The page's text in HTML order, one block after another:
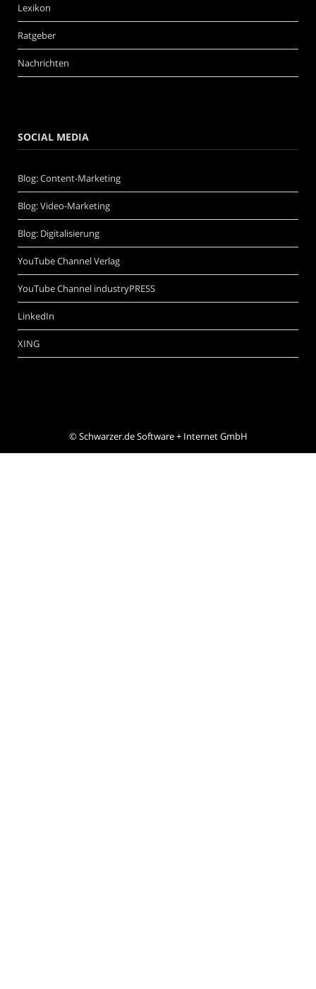
Lexikon
Ratgeber
Nachrichten
SOCIAL MEDIA
Blog: Content-Marketing
Blog: Video-Marketing
Blog: Digitalisierung
YouTube Channel Verlag
YouTube Channel industryPRESS
LinkedIn
XING
©Schwarzer.de Software + Internet GmbH